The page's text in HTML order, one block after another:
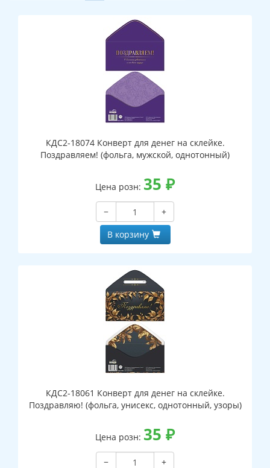
КДС2-18074 Конверт для денег на склейке.
Поздравляем! (фольга, мужской, однотонный)
Цена розн: 35 ₽
−
+
В корзину
КДС2-18061 Конверт для денег на склейке.
Поздравляю! (фольга, унисекс, однотонный, узоры)
Цена розн: 35 ₽
−
+